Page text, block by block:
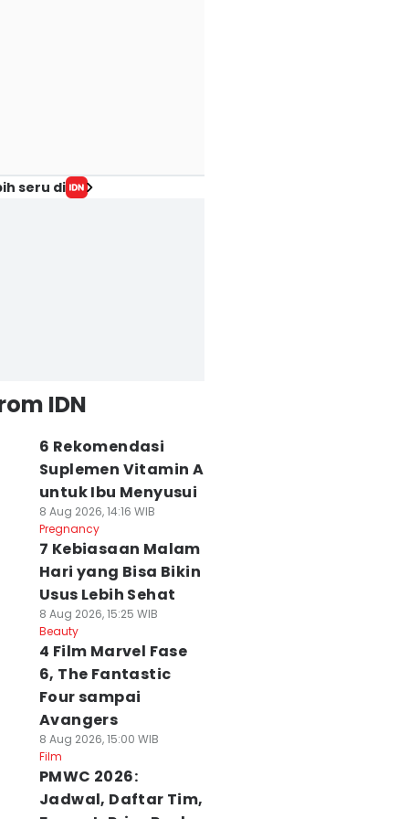
seru di
IDN
6 Rekomendasi
Suplemen Vitamin A
untuk Ibu Menyusui
8 Aug 2026, 14:16 WIB
Pregnancy
7 Kebiasaan Malam
Hari yang Bisa Bikin
Usus Lebih Sehat
8 Aug 2026, 15:25 WIB
Beauty
4 Film Marvel Fase
6, The Fantastic
Four sampai
Avangers
8 Aug 2026, 15:00 WIB
Film
PMWC 2026:
Jadwal, Daftar Tim,